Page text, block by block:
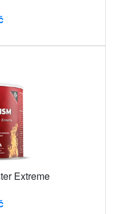
Extreme